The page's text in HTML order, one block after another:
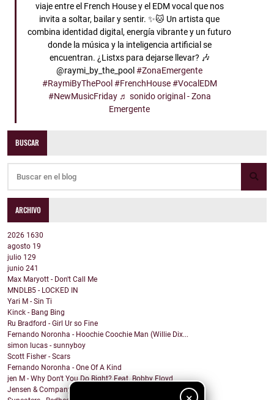
viaje entre el French House y el EDM vocal que nos
invita a soltar, bailar y sentir. ✨🐱 Un artista que
combina identidad digital, energía vibrante y un futuro
donde la música y la inteligencia artificial se
encuentran. ¿Listxs para dejarse llevar? 🎶
@raymi_by_the_pool #ZonaEmergente
#RaymiByThePool #FrenchHouse #VocalEDM
#NewMusicFriday ♬ sonido original - Zona
Emergente
BUSCAR
ARCHIVO
2026 1630
agosto 19
julio 129
junio 241
Max Maryott - Don't Call Me
MNDLB5 - LOCKED IN
Yari M - Sin Ti
Kinck - Bang Bing
Ru Bradford - Girl Ur so Fine
Fernando Noronha - Hoochie Coochie Man (Willie Dix...
simon lucas - sunnyboy
Scott Fisher - Scars
Fernando Noronha - One Of A Kind
jen M - Why Don't You Do Right? Feat. Bobby Floyd
Jensen & Company - Holy Is Your Name (feat. Heidi ...